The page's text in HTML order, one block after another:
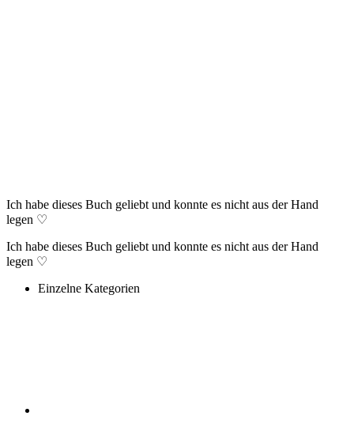
Ich habe dieses Buch geliebt und konnte es nicht aus der Hand
legen ♡
Ich habe dieses Buch geliebt und konnte es nicht aus der Hand
legen ♡
Einzelne Kategorien